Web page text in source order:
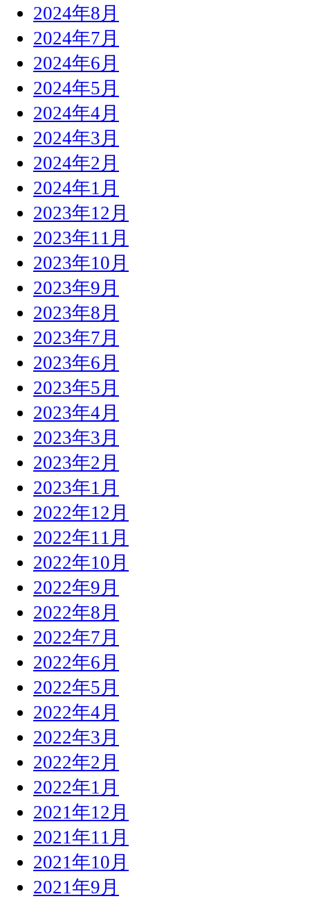
2024年8月
2024年7月
2024年6月
2024年5月
2024年4月
2024年3月
2024年2月
2024年1月
2023年12月
2023年11月
2023年10月
2023年9月
2023年8月
2023年7月
2023年6月
2023年5月
2023年4月
2023年3月
2023年2月
2023年1月
2022年12月
2022年11月
2022年10月
2022年9月
2022年8月
2022年7月
2022年6月
2022年5月
2022年4月
2022年3月
2022年2月
2022年1月
2021年12月
2021年11月
2021年10月
2021年9月